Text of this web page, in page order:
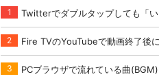
Twitterでダブルタップしても「
Fire TVのYouTubeで動画終了後
PCブラウザで流れている曲